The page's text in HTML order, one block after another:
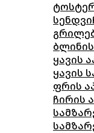
ყავის
ყავის
ფრის
ჩირის